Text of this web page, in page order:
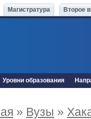
Магистратура Второе
Уровни образования
» Вузы »